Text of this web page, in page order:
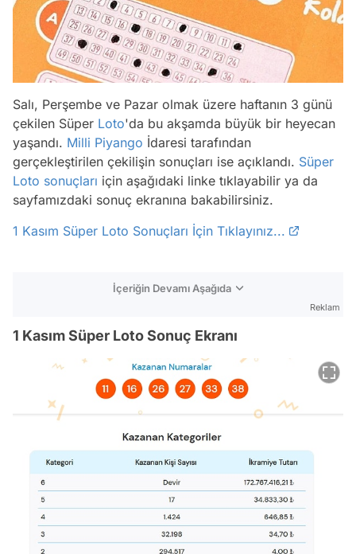
Salı, Perşembe ve Pazar olmak üzere haftanın 3 günü
çekilen Süper Loto'da bu akşamda büyük bir heyecan
yaşandı. Milli Piyango İdaresi tarafından
gerçekleştirilen çekilişin sonuçları ise açıklandı. Süper
Loto sonuçları için aşağıdaki linke tıklayabilir ya da
sayfamızdaki sonuç ekranına bakabilirsiniz.
1 Kasım Süper Loto Sonuçları İçin Tıklayınız...
İçeriğin Devamı Aşağıda
Reklam
1 Kasım Süper Loto Sonuç Ekranı